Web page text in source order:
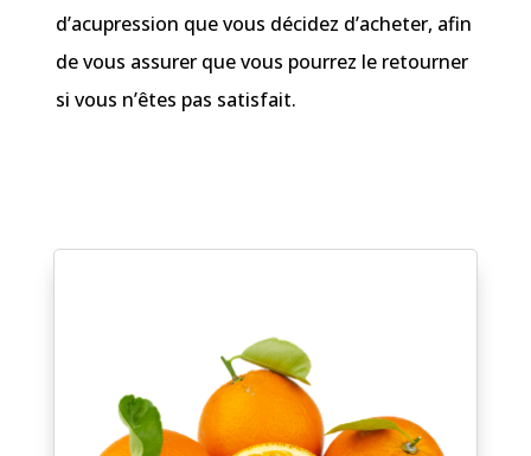
d’acupression que vous décidez d’acheter, afin
de vous assurer que vous pourrez le retourner
si vous n’êtes pas satisfait.